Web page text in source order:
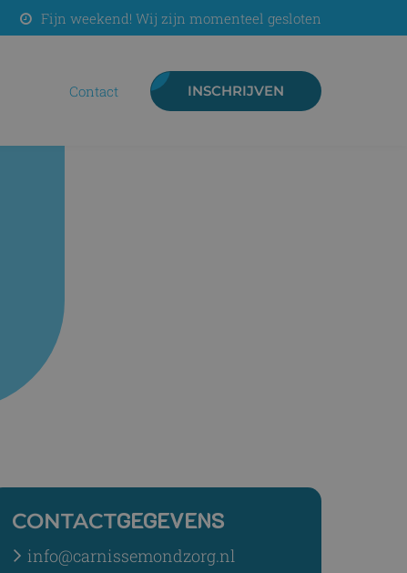
Fijn weekend! Wij zijn momenteel gesloten
contact INSCHRIJVEN
CONTACTGEGEVENS
info@carnissemondzorg.nl